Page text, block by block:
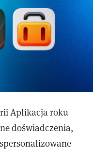
Aplikacja roku
doświadczenia,